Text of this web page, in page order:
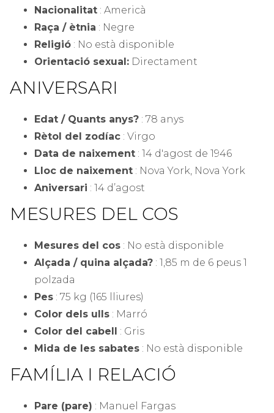
Nacionalitat : Americà
Raça / ètnia : Negre
Religió : No està disponible
Orientació sexual: Directament
ANIVERSARI
Edat / Quants anys? : 78 anys
Rètol del zodíac : Virgo
Data de naixement : 14 d'agost de 1946
Lloc de naixement : Nova York, Nova York
Aniversari : 14 d’agost
MESURES DEL COS
Mesures del cos : No està disponible
Alçada / quina alçada? : 1,85 m de 6 peus 1
polzada
Pes : 75 kg (165 lliures)
Color dels ulls : Marró
Color del cabell
: Gris
Mida de les sabates : No està disponible
FAMÍLIA I RELACIÓ
Pare (pare) : Manuel Fargas